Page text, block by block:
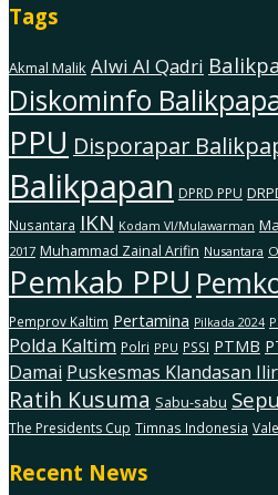
Tags
Akmal Malik Alwi Al Qadri
Diskominfo
PPU Disporapar
Balikpapan DPRD PPU
Nusantara IKN Kodam Vl/Mulawarman
2017 Muhammad Zainal Arifin Nusantara
Pemkab PPU
Pemprov Kaltim Pertamina Pilkada 2024
Polda Kaltim Polri PPU PSSI PTMB
Damai Puskesmas Klandasan Ilir
Ratih Kusuma Sabu-sabu
The Presidents Cup Timnas Indonesia
Recent News